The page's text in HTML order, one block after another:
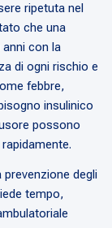
ripetuta nel
che una
con la
di ogni rischio e
febbre,
insulinico
possono
degli
tempo,